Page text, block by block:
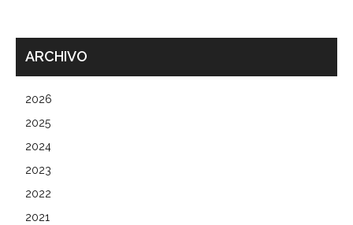
ARCHIVO
2026
2025
2024
2023
2022
2021